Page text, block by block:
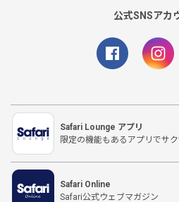
公式SNSアカ
Safari Lounge アプリ
限定の機能もあるアプリでサ
Safari Online
Safari公式ウェブマガジン